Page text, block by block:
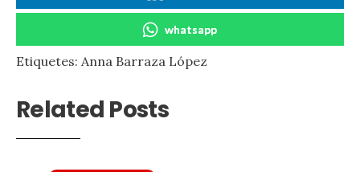
whatsapp
Etiquetes: Anna Barraza López
Related Posts